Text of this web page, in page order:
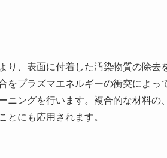
り、表面に付着した汚染物質の除去
プラズマエネルギーの衝突によっ
ニングを行います。複合的な材料の
にも応用されます。